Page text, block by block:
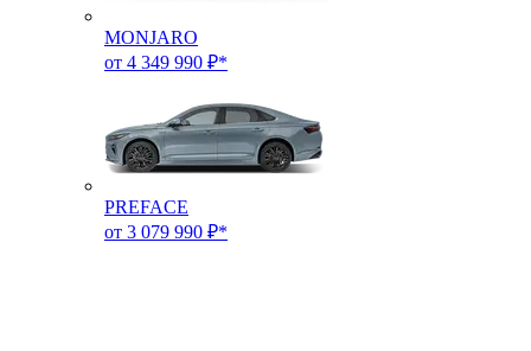
MONJARO
от 4 349 990 ₽*
PREFACE
от 3 079 990 ₽*